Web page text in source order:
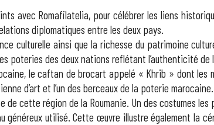
avec Romafilatelia, pour célébrer les liens
diplomatiques entre les deux pays.
culturelle ainsi que la richesse du patrimoine
des deux nations reflétant l’authenticité de
le caftan de brocart appelé « Khrib » dont
d’art et l’un des berceaux de la poterie marocaine.
cette région de la Roumanie. Un des costumes
utilisé. Cette œuvre illustre également la